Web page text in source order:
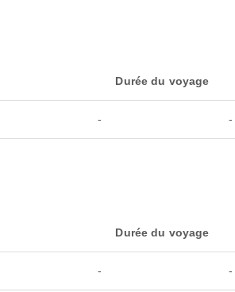
Durée du voyage
- -
Durée du voyage
- -